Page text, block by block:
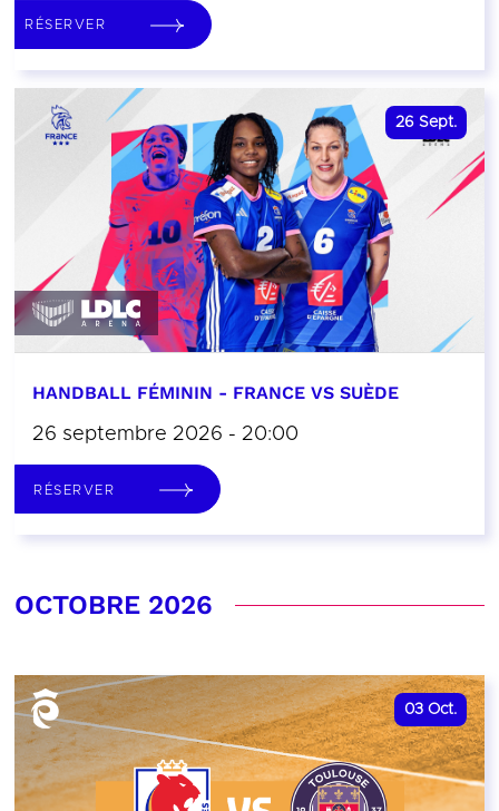
RÉSERVER
26 Sept.
HANDBALL FÉMININ - FRANCE VS SUÈDE
26 septembre 2026 - 20:00
RÉSERVER
OCTOBRE 2026
03 Oct.